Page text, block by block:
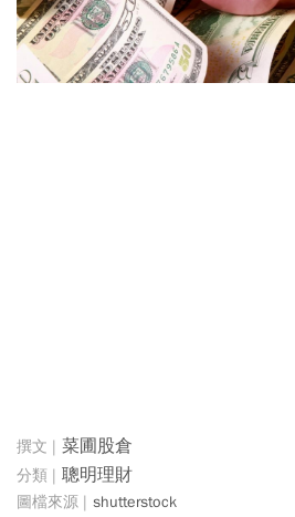
菜圃股倉
聰明理財
shutterstock